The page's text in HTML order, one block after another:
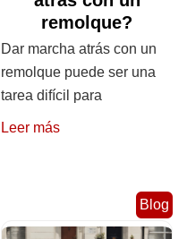
remolque?
Dar marcha atrás con un
remolque puede ser una
tarea difícil para
Leer más
Blog